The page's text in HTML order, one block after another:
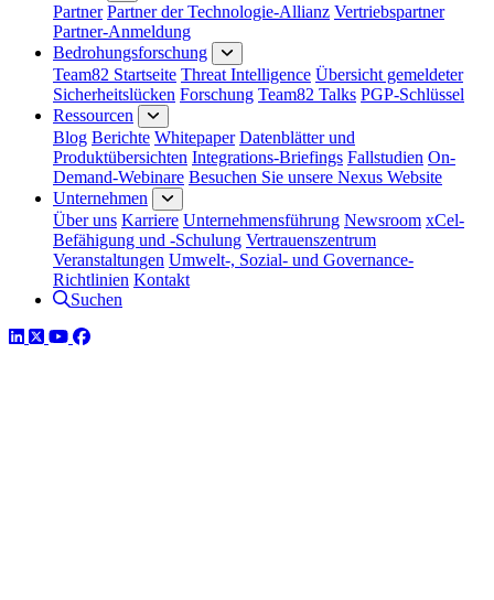
Partner Partner der Technologie-Allianz Vertriebspartner
Partner-Anmeldung
Bedrohungsforschung
Team82 Startseite Threat Intelligence Übersicht gemeldeter
Sicherheitslücken Forschung Team82 Talks PGP-Schlüssel
Ressourcen
Blog Berichte Whitepaper Datenblätter und
Produktübersichten Integrations-Briefings Fallstudien On-
Demand-Webinare Besuchen Sie unsere Nexus Website
Unternehmen
Über uns Karriere Unternehmensführung Newsroom xCel-
Befähigung und -Schulung Vertrauenszentrum
Veranstaltungen Umwelt-, Sozial- und Governance-
Richtlinien Kontakt
Suchen
LinkedIn
TwitterYouTube
Facebook